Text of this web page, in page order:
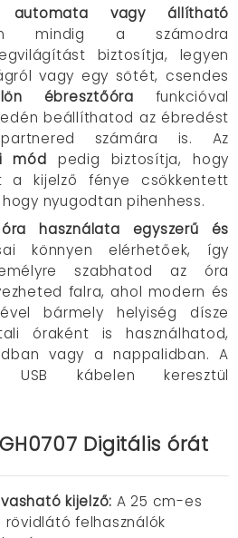
automata vagy állítható
mindig a számodra
biztosítja, legyen
vagy egy sötét, csendes
ébresztőóra funkcióval
beállíthatod az ébredést
számára is. Az
mód pedig biztosítja, hogy
a kijelző fénye csökkentett
nyugodtan pihenhess.
használata egyszerű és
könnyen elérhetőek, így
szabhatod az óra
falra, ahol modern és
bármely helyiség dísze
óraként is használhatod,
vagy a nappalidban. A
kábelen keresztül
Digitális órát
kijelző: A 25 cm-es
rövidlátó felhasználók